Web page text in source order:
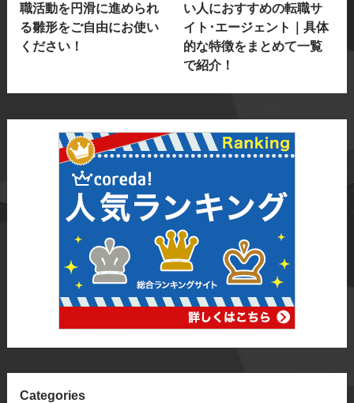
職活動を円滑に進められ
る雛形をご自由にお使い
ください！
い人におすすめの転職サ
イト･エージェント｜具体
的な特徴をまとめて一覧
で紹介！
Categories